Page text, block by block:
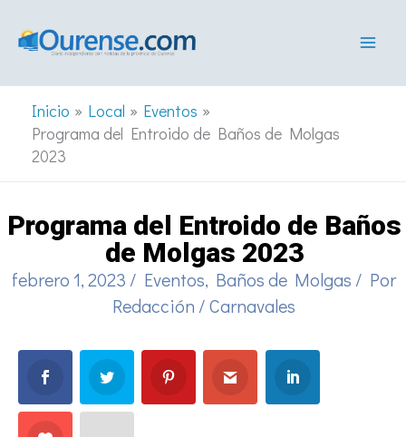
Inicio Local
Eventos
Programa del Entroido de Baños de Molgas
2023
Programa del Entroido de Baños
de Molgas 2023
febrero 1, 2023 / Eventos, Baños de Molgas / Por
Redacción /Carnavales